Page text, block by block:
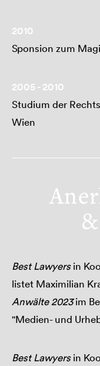
2010
Sponsion zum
2005 - 2010
Studium der
Wien
Best Lawyersin
listet Maximilian
Anwälte 2023im
"Medien- und
Best Lawyersin